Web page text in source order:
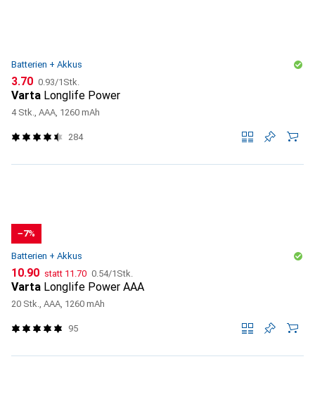
Batterien + Akkus
CHF
3.70 CHF
0.93/1Stk.
Varta Longlife Power
4 Stk., AAA, 1260 mAh
284
−7%
Batterien + Akkus
CHF
10.90 statt CHF
11.70 CHF
0.54/1Stk.
Varta Longlife Power AAA
20 Stk., AAA, 1260 mAh
95